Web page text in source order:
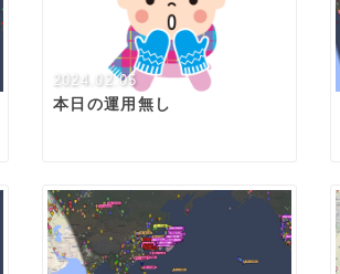
2024.02.05
本日の運用無し